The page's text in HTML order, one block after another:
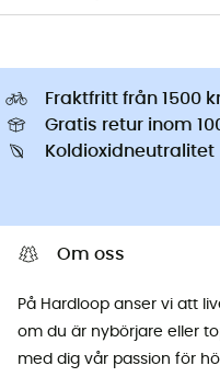
Fraktfritt från 1500
Gratis retur inom
Koldioxidneutralitet
Om oss
På Hardloop anser vi att
om du är nybörjare eller
med dig vår passion för